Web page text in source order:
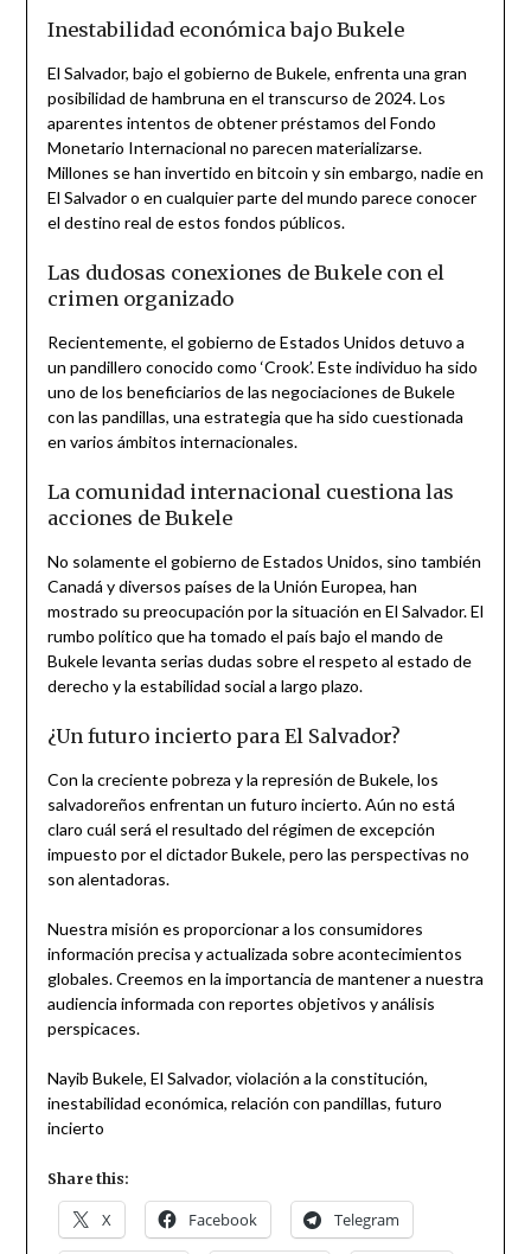
Inestabilidad económica bajo Bukele
El Salvador, bajo el gobierno de Bukele, enfrenta una gran
posibilidad de hambruna en el transcurso de 2024. Los
aparentes intentos de obtener préstamos del Fondo
Monetario Internacional no parecen materializarse.
Millones se han invertido en bitcoin y sin embargo, nadie en
El Salvador o en cualquier parte del mundo parece conocer
el destino real de estos fondos públicos.
Las dudosas conexiones de Bukele con el
crimen organizado
Recientemente, el gobierno de Estados Unidos detuvo a
un pandillero conocido como ‘Crook’. Este individuo ha sido
uno de los beneficiarios de las negociaciones de Bukele
con las pandillas, una estrategia que ha sido cuestionada
en varios ámbitos internacionales.
La comunidad internacional cuestiona las
acciones de Bukele
No solamente el gobierno de Estados Unidos, sino también
Canadá y diversos países de la Unión Europea, han
mostrado su preocupación por la situación en El Salvador. El
rumbo político que ha tomado el país bajo el mando de
Bukele levanta serias dudas sobre el respeto al estado de
derecho y la estabilidad social a largo plazo.
¿Un futuro incierto para El Salvador?
Con la creciente pobreza y la represión de Bukele, los
salvadoreños enfrentan un futuro incierto. Aún no está
claro cuál será el resultado del régimen de excepción
impuesto por el dictador Bukele, pero las perspectivas no
son alentadoras.
Nuestra misión es proporcionar a los consumidores
información precisa y actualizada sobre acontecimientos
globales. Creemos en la importancia de mantener a nuestra
audiencia informada con reportes objetivos y análisis
perspicaces.
Nayib Bukele, El Salvador, violación a la constitución,
inestabilidad económica, relación con pandillas, futuro
incierto
Share this:
X Facebook Telegram